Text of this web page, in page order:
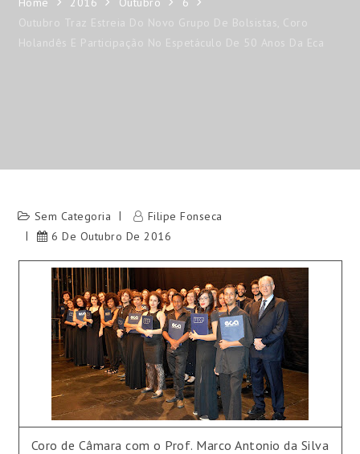
Outubro Traz Estreia Do Novo Grupo De Bolsistas, Coro
Holandês E Participação No Espetáculo De 50 Anos Da Eca
Sem Categoria
Filipe Fonseca
6 De Outubro De 2016
Coro de Câmara com o Prof. Marco Antonio da Silva